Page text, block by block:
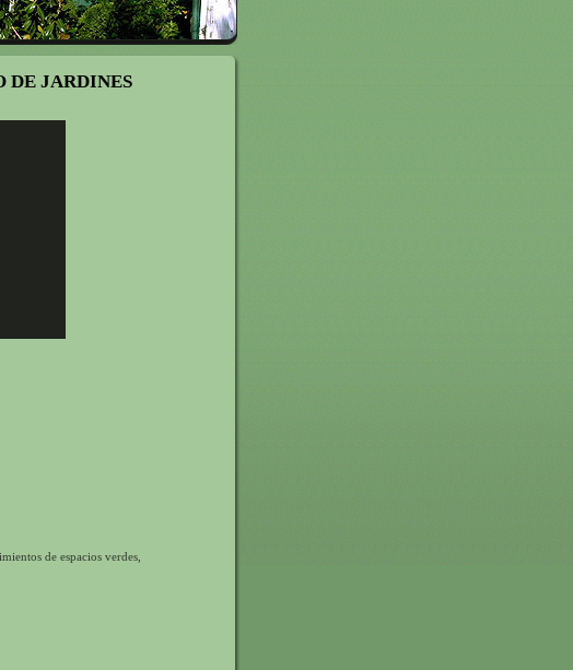
DE JARDINES
de espacios verdes,